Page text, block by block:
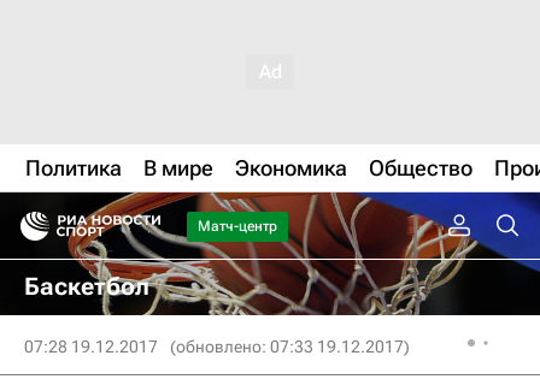
Политика В мире Экономика Общество
Матч-центр
Баскетбол
07:28 19.12.2017 (обновлено: 07:33 19.12.2017)